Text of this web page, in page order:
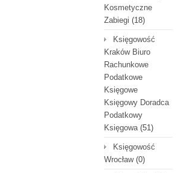
Kosmetyczne
Zabiegi (18)
Księgowość
Kraków Biuro
Rachunkowe
Podatkowe
Księgowe
Księgowy Doradca
Podatkowy
Księgowa(51)
Księgowość
Wrocław(0)